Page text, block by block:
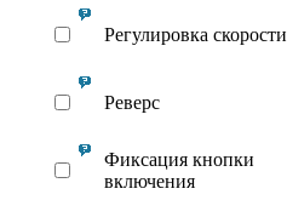
Регулировка скорости
Реверс
Фиксация кнопки
включения